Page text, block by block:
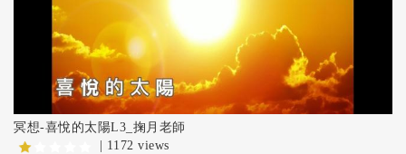
冥想-喜悅的太陽L3_掬月老師
| 1172 views